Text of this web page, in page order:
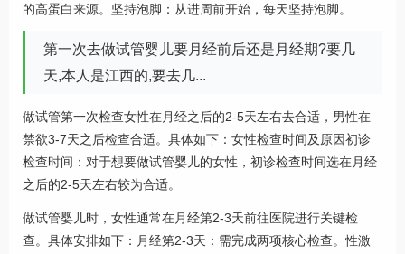
的高蛋白来源。坚持泡脚：从进周前开始，每天坚持泡脚。
第一次去做试管婴儿要月经前后还是月经期?要几
天,本人是江西的,要去几...
做试管第一次检查女性在月经之后的2-5天左右去合适，男性在
禁欲3-7天之后检查合适。具体如下：女性检查时间及原因初诊
检查时间：对于想要做试管婴儿的女性，初诊检查时间选在月经
之后的2-5天左右较为合适。
做试管婴儿时，女性通常在月经第2-3天前往医院进行关键检
查。具体安排如下：月经第2-3天：需完成两项核心检查。性激